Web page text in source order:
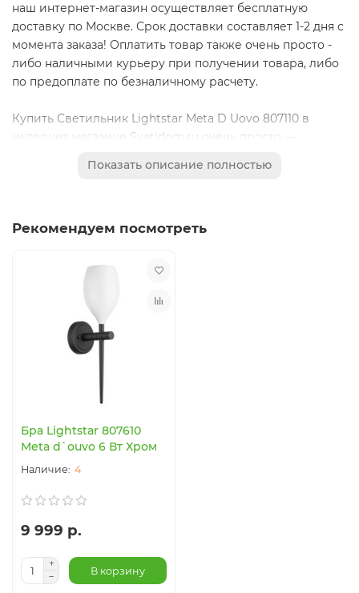
наш интернет-магазин осуществляет бесплатную
доставку по Москве. Срок доставки составляет 1-2 дня с
момента заказа! Оплатить товар также очень просто -
либо наличными курьеру при получении товара, либо
по предоплате по безналичному расчету.
Купить Светильник Lightstar Meta D Uovo 807110 в
интернет магазине Svetidom.ru очень просто —
положить товар в корзину. Вы можете корректировать
выбрали нас.
Показать описание полностью
Рекомендуем посмотреть
Бра Lightstar 807610
Meta d`ouvo 6 Вт Хром
4
9 999 р.
В корзину